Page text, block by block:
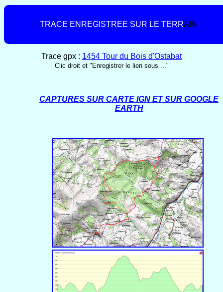
TRACE EN REG STREE SUR LE TERRA N
Trace gpx : 1454 Tour du Bois d'Ostabat
Clic droit et "Enregistrer le lien sous ..."
CAPTURES SUR CARTE IGN ET SUR GOOGLE
EARTH